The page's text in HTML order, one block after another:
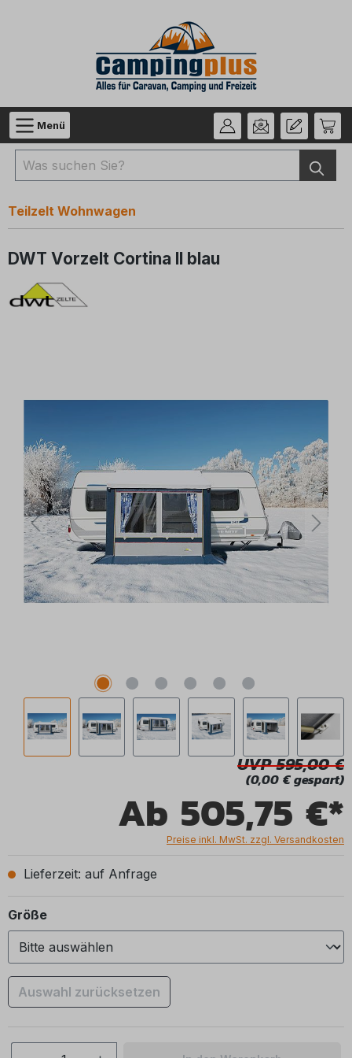
Zum Hauptinhalt springen
Menü
Teilzelt Wohnwagen
DWT Vorzelt Cortina II blau
Ab 505,75 €*
UVP 595,00
(0,00 € gespart)
Preise inkl. MwSt. zzgl. Versandkosten
Lieferzeit: auf Anfrage
Größeauswählen
Auswahl zurücksetzen